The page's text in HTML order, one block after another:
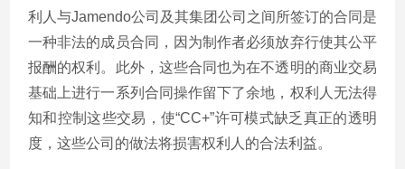
利人与Jamendo公司及其集团公司之间所签订的合同是
一种非法的成员合同，因为制作者必须放弃行使其公平
报酬的权利。此外，这些合同也为在不透明的商业交易
基础上进行一系列合同操作留下了余地，权利人无法得
知和控制这些交易，使“CC+”许可模式缺乏真正的透明
度，这些公司的做法将损害权利人的合法利益。